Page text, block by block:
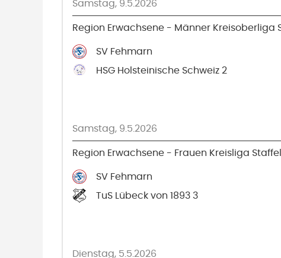
Samstag, 9.5.2026
Region Erwachsene - Männer Kreisoberliga
SV Fehmarn
HSG Holsteinische Schweiz 2
Samstag, 9.5.2026
Region Erwachsene - Frauen Kreisliga
SV Fehmarn
TuS Lübeck von 1893 3
Dienstag, 5.5.2026